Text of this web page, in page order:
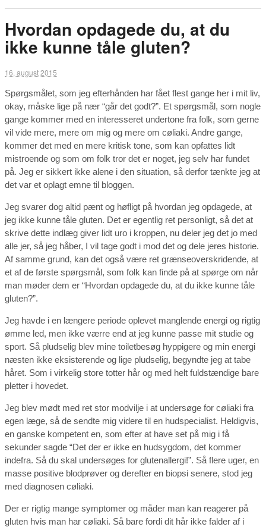
Hvordan opdagede du, at du
ikke kunne tåle gluten?
16. august 2015
Spørgsmålet, som jeg efterhånden har fået flest gange her i mit liv,
okay, måske lige på nær “går det godt?”. Et spørgsmål, som nogle
gange kommer med en interesseret undertone fra folk, som gerne
vil vide mere, mere om mig og mere om cøliaki. Andre gange,
kommer det med en mere kritisk tone, som kan opfattes lidt
mistroende og som om folk tror det er noget, jeg selv har fundet
på. Jeg er sikkert ikke alene i den situation, så derfor tænkte jeg at
det var et oplagt emne til bloggen.
Jeg svarer dog altid pænt og høfligt på hvordan jeg opdagede, at
jeg ikke kunne tåle gluten. Det er egentlig ret personligt, så det at
skrive dette indlæg giver lidt uro i kroppen, nu deler jeg det jo med
alle jer, så jeg håber, I vil tage godt i mod det og dele jeres historie.
Af samme grund, kan det også være ret grænseoverskridende, at
et af de første spørgsmål, som folk kan finde på at spørge om når
man møder dem er “Hvordan opdagede du, at du ikke kunne tåle
gluten?”.
Jeg havde i en længere periode oplevet manglende energi og rigtig
ømme led, men ikke værre end at jeg kunne passe mit studie og
sport. Så pludselig blev mine toiletbesøg hyppigere og min energi
næsten ikke eksisterende og lige pludselig, begyndte jeg at tabe
håret. Som i virkelig store totter hår og med helt fuldstændige bare
pletter i hovedet.
Jeg blev mødt med ret stor modvilje i at undersøge for cøliaki fra
egen læge, så de sendte mig videre til en hudspecialist. Heldigvis,
en ganske kompetent en, som efter at have set på mig i få
sekunder sagde “Det der er ikke en hudsygdom, det kommer
indefra. Så du skal undersøges for glutenallergi!”. Så flere uger, en
masse positive blodprøver og derefter en biopsi senere, stod jeg
med diagnosen cøliaki.
Der er rigtig mange symptomer og måder man kan reagerer på
gluten hvis man har cøliaki. Så bare fordi dit hår ikke falder af i